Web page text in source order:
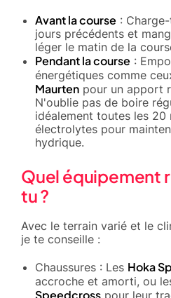
Avant la course :
jours précédents et
léger le matin de la
Pendant la course :
énergétiques comme
Maurten pour un apport
N'oublie pas de boire
idéalement toutes les 20
électrolytes pour
hydrique.
Quel équipement
tu ?
Avec le terrain varié et le
je te conseille :
Chaussures : Les Hoka
accroche et amorti, ou
Speedcross pour leur